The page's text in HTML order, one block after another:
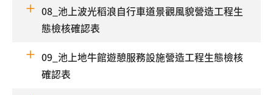
08_池上波光稻浪自行車道景觀風貌營造工程生
態檢核確認表
09_池上地牛館遊憩服務設施營造工程生態檢核
確認表